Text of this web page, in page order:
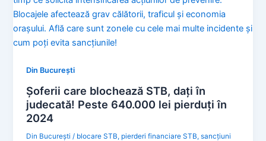
Din București
Șoferii care blochează STB, dați în
judecată! Peste 640.000 lei pierduți în
2024
Din București / blocare STB, pierderi financiare STB,sancțiuni